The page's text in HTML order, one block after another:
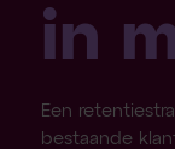
in
Een
bestaande